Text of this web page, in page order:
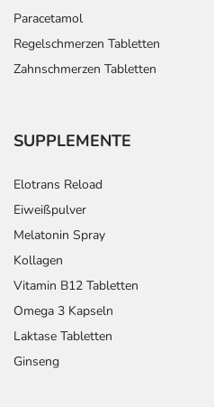
Paracetamol
Regelschmerzen Tabletten
Zahnschmerzen Tabletten
SUPPLEMENTE
Elotrans Reload
Eiweißpulver
Melatonin Spray
Kollagen
Vitamin B12 Tabletten
Omega 3 Kapseln
Laktase Tabletten
Ginseng